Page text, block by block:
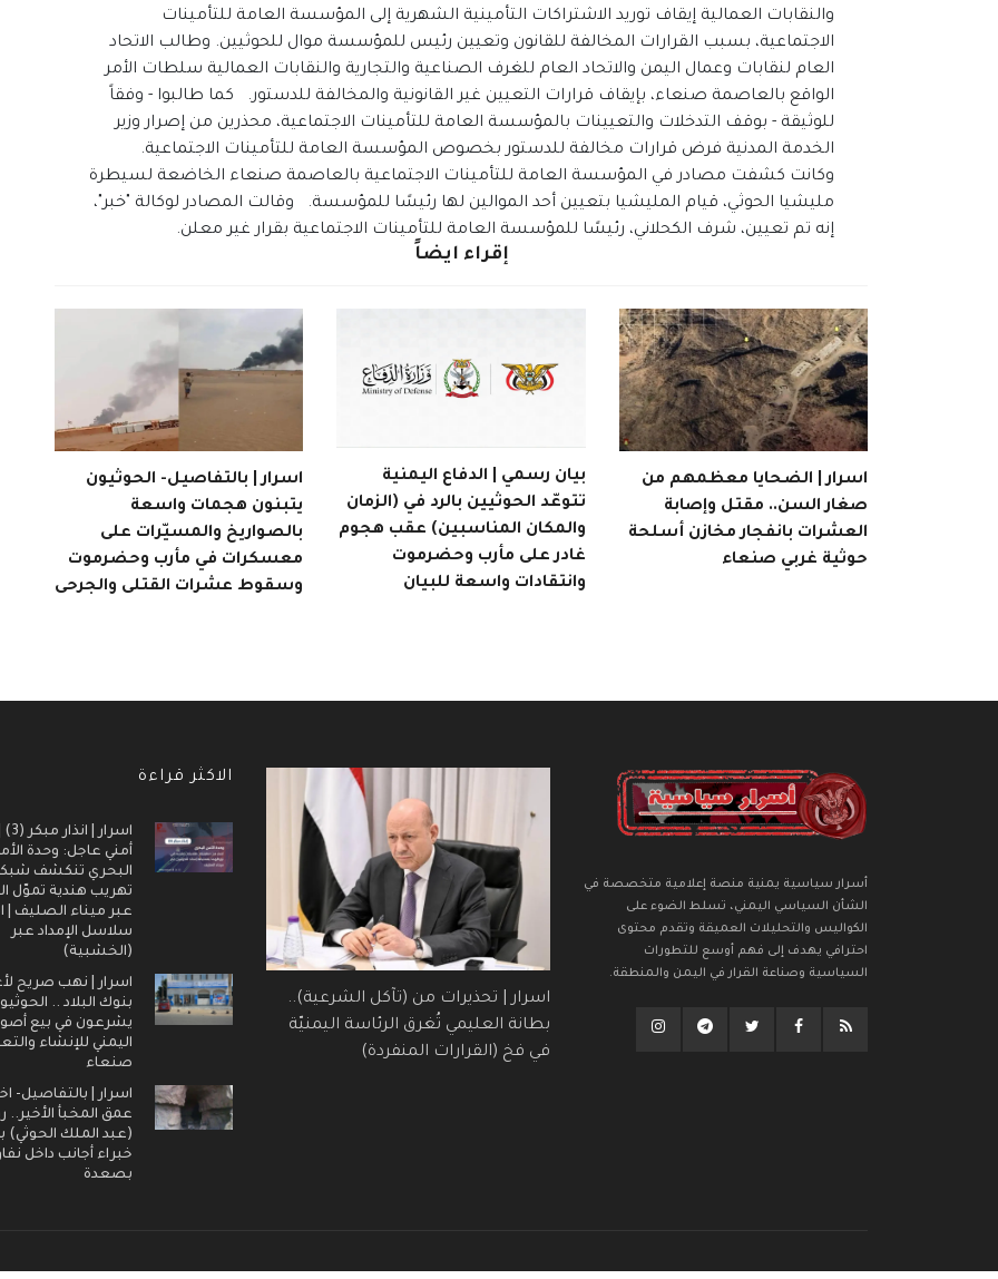
والنقابات العمالية إيقاف توريد الاشتراكات التأمينية الشهرية إلى المؤسسة العامة للتأمينات
الاجتماعية، بسبب القرارات المخالفة للقانون وتعيين رئيس للمؤسسة موال للحوثيين. وطالب الاتحاد
العام لنقابات وعمال اليمن والاتحاد العام للغرف الصناعية والتجارية والنقابات العمالية سلطات الأمر
الواقع بالعاصمة صنعاء، بإيقاف قرارات التعيين غير القانونية والمخالفة للدستور. كما طالبوا - وفقاً
للوثيقة - بوقف التدخلات والتعيينات بالمؤسسة العامة للتأمينات الاجتماعية، محذرين من إصرار وزير
الخدمة المدنية فرض قرارات مخالفة للدستور بخصوص المؤسسة العامة للتأمينات الاجتماعية.
وكانت كشفت مصادر في المؤسسة العامة للتأمينات الاجتماعية بالعاصمة صنعاء الخاضعة لسيطرة
مليشيا الحوثي، قيام المليشيا بتعيين أحد الموالين لها رئيسًا للمؤسسة. وقالت المصادر لوكالة "خبر"،
إنه تم تعيين، شرف الكحلاني، رئيسًا للمؤسسة العامة للتأمينات الاجتماعية بقرار غير معلن.
إقراء ايضاً
اسرار | الضحايا معظمهم من
صغار السن.. مقتل وإصابة
العشرات بانفجار مخازن أسلحة
حوثية غربي صنعاء
بيان رسمي | الدفاع اليمنية
تتوعّد الحوثيين بالرد في (الزمان
والمكان المناسبين) عقب هجوم
غادر على مأرب وحضرموت
وانتقادات واسعة للبيان
اسرار | بالتفاصيل- الحوثيون
يتبنون هجمات واسعة
بالصواريخ والمسيّرات على
معسكرات في مأرب وحضرموت
وسقوط عشرات القتلى والجرحى
أسرار سياسية يمنية منصة إعلامية متخصصة في
الشأن السياسي اليمني، تسلط الضوء على
الكواليس والتحليلات العميقة وتقدم محتوى
احترافي يهدف إلى فهم أوسع للتطورات
السياسية وصناعة القرار في اليمن والمنطقة.
اسرار | تحذيرات من (تآكل الشرعية)..
بطانة العليمي تُغرق الرئاسة اليمنيّة
في فخ (القرارات المنفردة)
الاكثر قراءة
أمني عاجل: وحدة
البحري تنكشف
تهريب هندية تموّل
عبر ميناء الصليف |
سلاسل الإمداد عبر
(الخشبية)
اسرار | نهب صريح
بنوك البلاد ..
يشرعون في بيع
اليمني للإنشاء
صنعاء
اسرار | بالتفاصيل-
عمق المخبأ الأخير..
(عبد الملك الحوثي)
خبراء أجانب داخل
بصعدة